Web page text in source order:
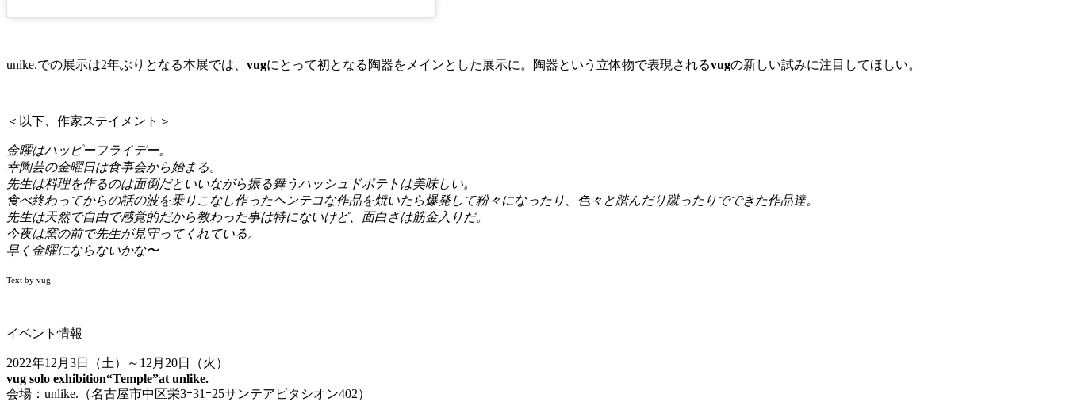
unike.での展示は2年ぶりとなる本展では、 vugにとって初となる陶器をメインとした展示に。陶器という立体物で表現されるvugの新しい試みに注目してほしい。
＜ 以下、作家ステイメント＞
金曜はハッピーフライデー。
幸陶芸の金曜日は食事会から始まる。
先生は料理を作るのは面倒だといいながら振る舞うハッシュドポテトは美味しい。
食べ終わってからの話の波を乗りこなし作ったヘンテコな作品を焼いたら爆発して粉々になったり、色々と踏んだり蹴ったりでできた作品達。
先生は天然で自由で感覚的だから教わった事は特にないけど、面白さは筋金入りだ。
今夜は窯の前で先生が見守ってくれている。
早く金曜にならないかな〜
Text by vug
イベント情報
2022年12 月 3日（土）～ 12 月 20日（火）
vug solo exhibition“Temple”⁡at unlike.
会場： unlike. （名古屋市中区栄3ｰ31 ｰ25サンテアビタシオン402）